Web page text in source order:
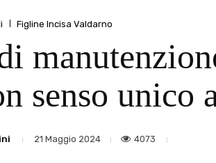
Figline Incisa Valdarno
senso unico
21 Maggio 2024 4073